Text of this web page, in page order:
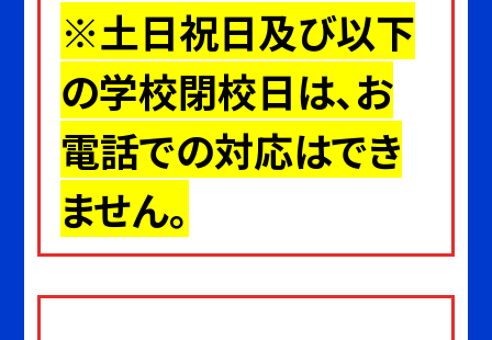
※土日祝日及び以下
の学校閉校日は、お
電話での対応はでき
ません。